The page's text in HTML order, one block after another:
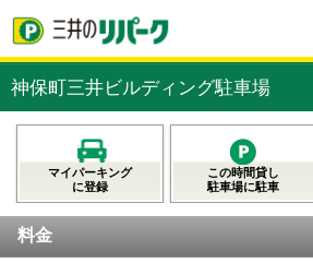
神保町三井ビルディング駐車場
マイパーキング
に登録
この時間貸し
駐車場に駐車
料金